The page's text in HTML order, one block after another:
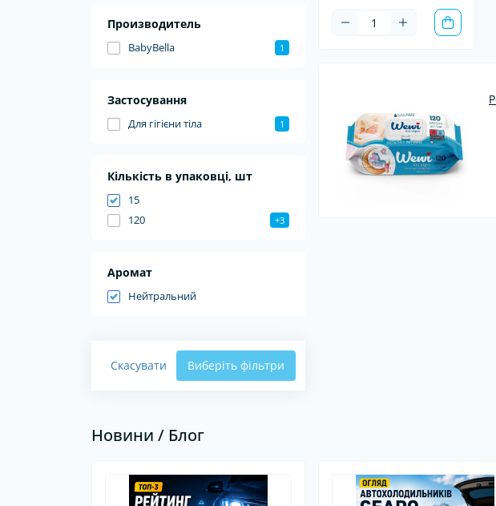
Производитель
BabyBella 1
Застосування
Для гігієни тіла 1
Кількість в упаковці, шт
15
120
+3
Аромат
Нейтральний
Скасувати Виберіть фільтри
Новини / Блог